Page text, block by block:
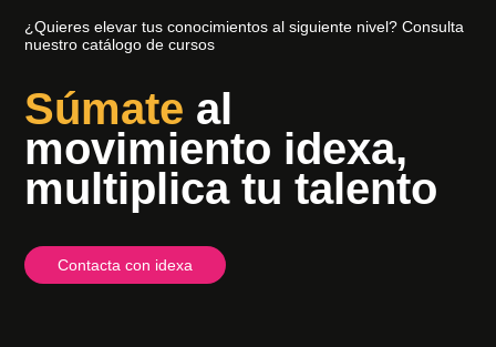
¿Quieres elevar tus conocimientos al siguiente nivel? Consulta
nuestro catálogo de cursos
Súmate al
movimiento idexa,
multiplica tu talento
Contacta con idexa